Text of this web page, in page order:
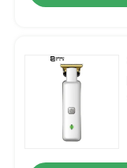
Prodotti
Mostra VR